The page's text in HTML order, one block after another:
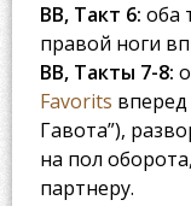
BB, Такт 6: оба
правой ноги
BB, Такты 7-8:
Favorits
Гавота”),
на пол
партнеру.